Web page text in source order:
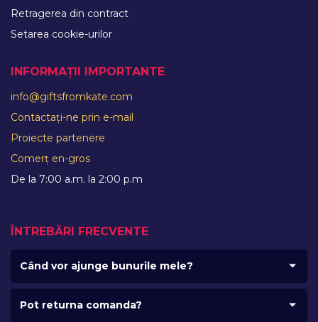
Retragerea din contract
Setarea cookie-urilor
INFORMAȚII IMPORTANTE
info@giftsfromkate.com
Contactați-ne prin e-mail
Proiecte partenere
Comerț en-gros
De la 7:00 a.m. la 2:00 p.m
ÎNTREBĂRI FRECVENTE
Când vor ajunge bunurile mele?
Pot returna comanda?